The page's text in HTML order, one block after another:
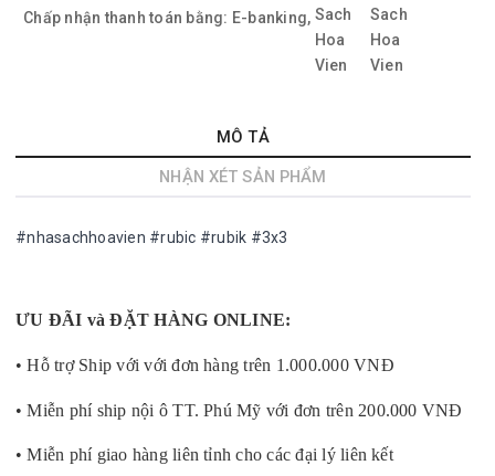
Chấp nhận thanh toán bằng: E-banking,
MÔ TẢ
NHẬN XÉT SẢN PHẨM
#nhasachhoavien #rubic #rubik #3x3
ƯU ĐÃI và ĐẶT HÀNG ONLINE:
• Hỗ trợ Ship với với đơn hàng trên 1.000.000 VNĐ
• Miễn phí ship nội ô TT. Phú Mỹ với đơn trên 200.000 VNĐ
• Miễn phí giao hàng liên tỉnh cho các đại lý liên kết